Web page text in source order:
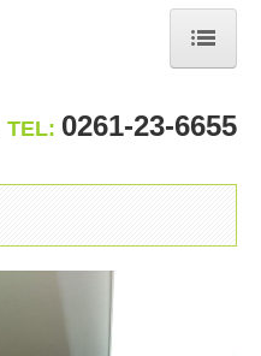
TEL: 0261-23-6655